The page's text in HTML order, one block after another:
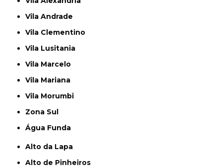
Vila Andrade
Vila Clementino
Vila Lusitania
Vila Marcelo
Vila Mariana
Vila Morumbi
Zona Sul
Água Funda
Alto da Lapa
Alto de Pinheiros